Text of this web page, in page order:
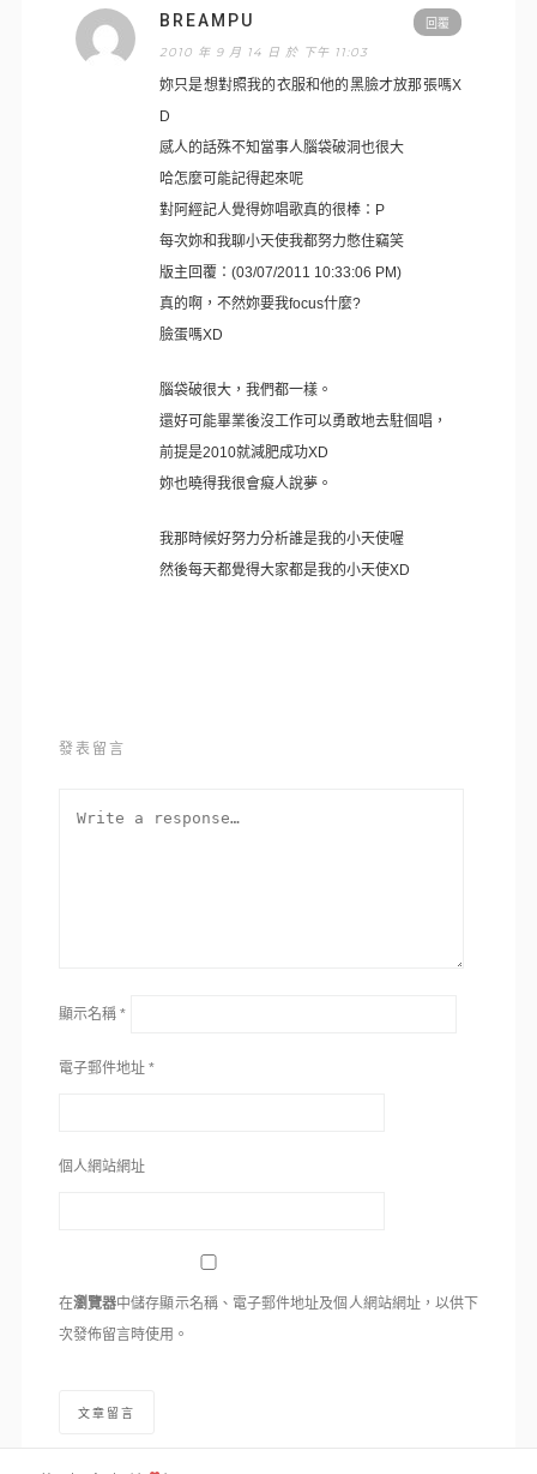
回覆
BREAMPU
2010 年 9 月 14 日 於 下午 11:03
妳只是想對照我的衣服和他的黑臉才放那張嗎X
D
感人的話殊不知當事人腦袋破洞也很大
哈怎麼可能記得起來呢
對阿經記人覺得妳唱歌真的很棒：P
每次妳和我聊小天使我都努力憋住竊笑
版主回覆：(03/07/2011 10:33:06 PM)
真的啊，不然妳要我focus什麼?
臉蛋嗎XD
腦袋破很大，我們都一樣。
還好可能畢業後沒工作可以勇敢地去駐個唱，
前提是2010就減肥成功XD
妳也曉得我很會癡人說夢。
我那時候好努力分析誰是我的小天使喔
然後每天都覺得大家都是我的小天使XD
發表留言
顯示名稱 *
電子郵件地址 *
個人網站網址
在瀏覽器中儲存顯示名稱、電子郵件地址及個人網站網址，以供下
次發佈留言時使用。